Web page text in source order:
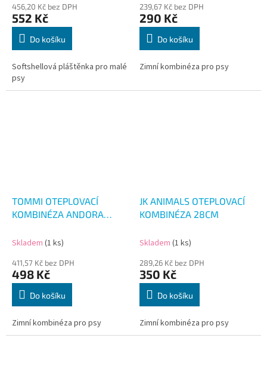
456,20 Kč bez DPH
552 Kč
Do košíku
Softshellová pláštěnka pro malé
psy
239,67 Kč bez DPH
290 Kč
Do košíku
Zimní kombinéza pro psy
TOMMI OTEPLOVACÍ
KOMBINÉZA ANDORA
Skladem (1 ks)
411,57 Kč bez DPH
498 Kč
Do košíku
Zimní kombinéza pro psy
JK ANIMALS OTEPLOVACÍ
KOMBINÉZA 28CM
Skladem (1 ks)
289,26 Kč bez DPH
350 Kč
Do košíku
Zimní kombinéza pro psy